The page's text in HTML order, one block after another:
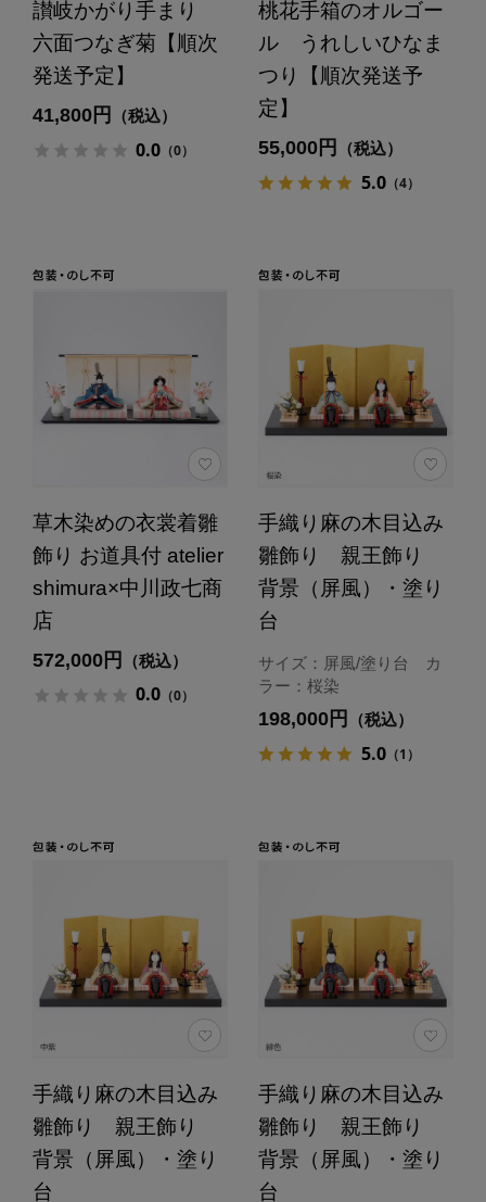
讃岐かがり手まり
六面つなぎ菊【順次
発送予定】
41,800円 （税込）
0.0（0）
桃花手箱のオルゴー
ル うれしいひなま
つり【順次発送予
定】
55,000円 （税込）
5.0（4）
草木染めの衣裳着雛
飾り お道具付 atelier
shimura×中川政七商
店
572,000円 （税込）
0.0（0）
手織り麻の木目込み
雛飾り 親王飾り
背景（屏風）・塗り
台
サイズ：屏風/塗り台 カ
ラー：桜染
198,000円 （税込）
5.0（1）
手織り麻の木目込み
雛飾り 親王飾り
背景（屏風）・塗り
台
手織り麻の木目込み
雛飾り 親王飾り
背景（屏風）・塗り
台